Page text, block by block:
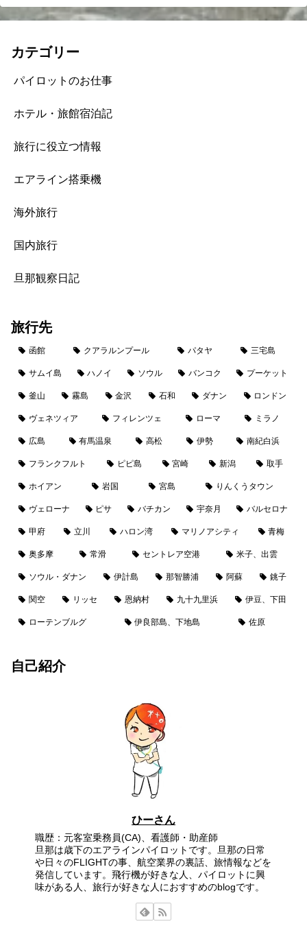
カテゴリー
パイロットのお仕事
ホテル・旅館宿泊記
旅行に役立つ情報
エアライン搭乗機
海外旅行
国内旅行
旦那観察日記
旅行先
函館 クアラルンプール パタヤ 三宅島
サムイ島 ハノイ ソウル バンコク プーケット
釜山 霧島 金沢 石和 ダナン ロンドン
ヴェネツィア フィレンツェ ローマ ミラノ
広島 有馬温泉 高松 伊勢 南紀白浜
フランクフルト ピピ島 宮崎 新潟 取手
ホイアン 岩国 宮島 りんくうタウン
ヴェローナ ピサ バチカン 宇奈月 バルセロナ
甲府 立川 ハロン湾 マリノアシティ 青梅
奥多摩 常滑 セントレア空港 米子、出雲
ソウル・ダナン 伊計島 那智勝浦 阿蘇 銚子
関空 リッセ 恩納村 九十九里浜 伊豆、下田
ローテンブルグ 伊良部島、下地島 佐原
自己紹介
ひーさん
職歴：元客室乗務員(CA)、看護師・助産師
旦那は歳下のエアラインパイロットです。旦那の日常
や日々のFLIGHTの事、航空業界の裏話、旅情報などを
発信しています。飛行機が好きな人、パイロットに興
味がある人、旅行が好きな人におすすめのblogです。